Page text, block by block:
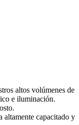
altos volúmenes de
e iluminación.
altamente capacitado y